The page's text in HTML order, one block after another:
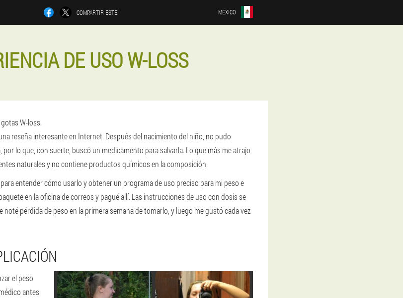
COMPARTIR ESTE MÉXICO
DE USO W-LOSS
W-loss.
reseña interesante en Internet. Después del nacimiento del niño, no pudo
lo que, con suerte, buscó un medicamento para salvarla. Lo que más me atrajo
naturales y no contiene productos químicos en la composición.
entender cómo usarlo y obtener un programa de uso preciso para mi peso e
en la oficina de correos y pagué allí. Las instrucciones de uso con dosis se
pérdida de peso en la primera semana de tomarlo, y luego me gustó cada vez
el peso
antes